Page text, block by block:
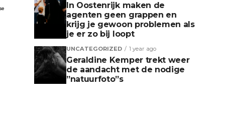
In Oostenrijk maken de
agenten geen grappen en
krijg je gewoon problemen als
je er zo bij loopt
UNCATEGORIZED 1 year ago
Geraldine Kemper trekt weer
de aandacht met de nodige
”natuurfoto”s